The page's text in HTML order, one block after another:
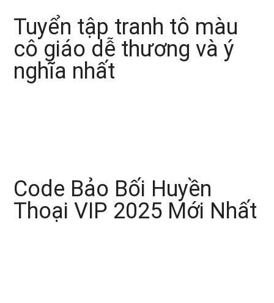
Tuyển tập tranh tô màu
cô giáo dễ thương và ý
nghĩa nhất
Code Bảo Bối Huyền
Thoại VIP 2025 Mới Nhất